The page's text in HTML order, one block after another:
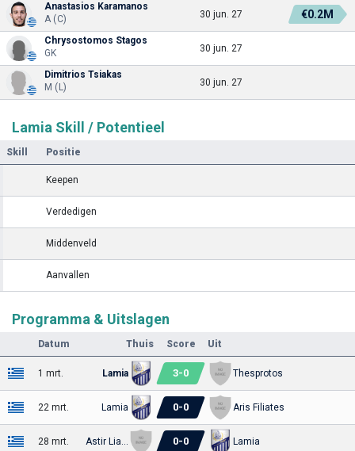
Anastasios Karamanos
A (C)
30 jun. 27 €0.2M
Chrysostomos Stagos
GK
30 jun. 27
Dimitrios Tsiakas
M (L)
30 jun. 27
Lamia Skill / Potentieel
Skill Positie
Keepen
Verdedigen
Middenveld
Aanvallen
Programma & Uitslagen
Datum Thuis Score Uit
1 mrt. Lamia 3-0 Thesprotos
22 mrt. Lamia 0-0 Aris Filiates
28 mrt. Astir Lianokladi 0-0 Lamia